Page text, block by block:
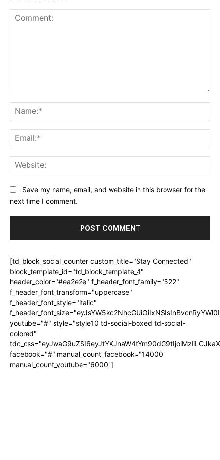
Save my name, email, and website in this browser for the
next time I comment.
[td_block_social_counter custom_title="Stay Connected"
block_template_id="td_block_template_4"
header_color="#ea2e2e" f_header_font_family="522"
f_header_font_transform="uppercase"
f_header_font_style="italic"
youtube="#" style="style10 td-social-boxed td-social-
colored"
facebook="#" manual_count_facebook="14000"
manual_count_youtube="6000"]